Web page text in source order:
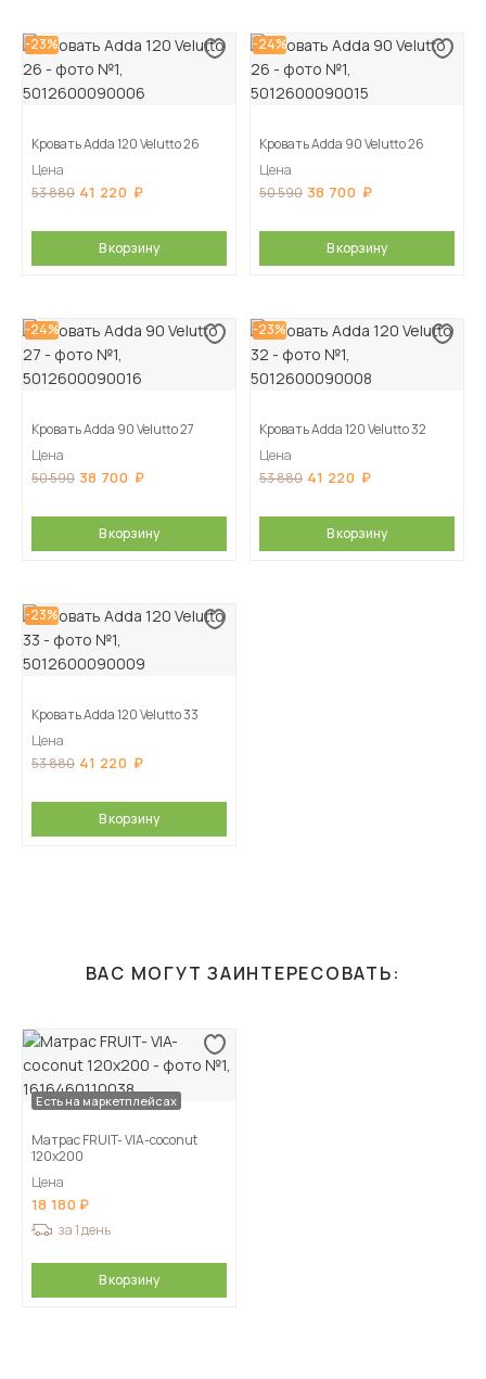
-23%
Кровать Adda 120 Velutto 26
Цена
53 880 41 220
В корзину
-24%
Кровать Adda 90 Velutto 26
Цена
50 590 38 700
В корзину
-24%
Кровать Adda 90 Velutto 27
Цена
50 590 38 700
В корзину
-23%
Кровать Adda 120 Velutto 32
Цена
53 880 41 220
В корзину
-23%
Кровать Adda 120 Velutto 33
Цена
53 880 41 220
В корзину
ВАС МОГУТ ЗАИНТЕРЕСОВАТЬ:
Есть на маркетплейсах
Матрас FRUIT- VIA-coconut
120х200
Цена
18 180
за 1 день
В корзину